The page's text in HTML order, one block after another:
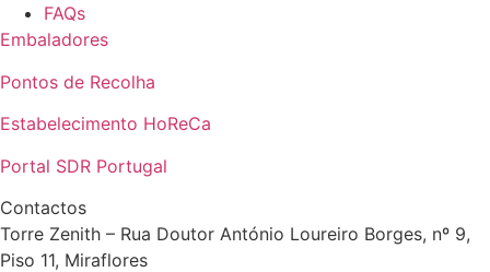
FAQs
Embaladores
Pontos de Recolha
Estabelecimento HoReCa
Portal SDR Portugal
Contactos
Torre Zenith – Rua Doutor António Loureiro Borges, nº 9,
Piso 11, Miraflores